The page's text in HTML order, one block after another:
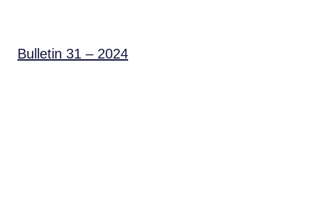
Bulletin 31 – 2024